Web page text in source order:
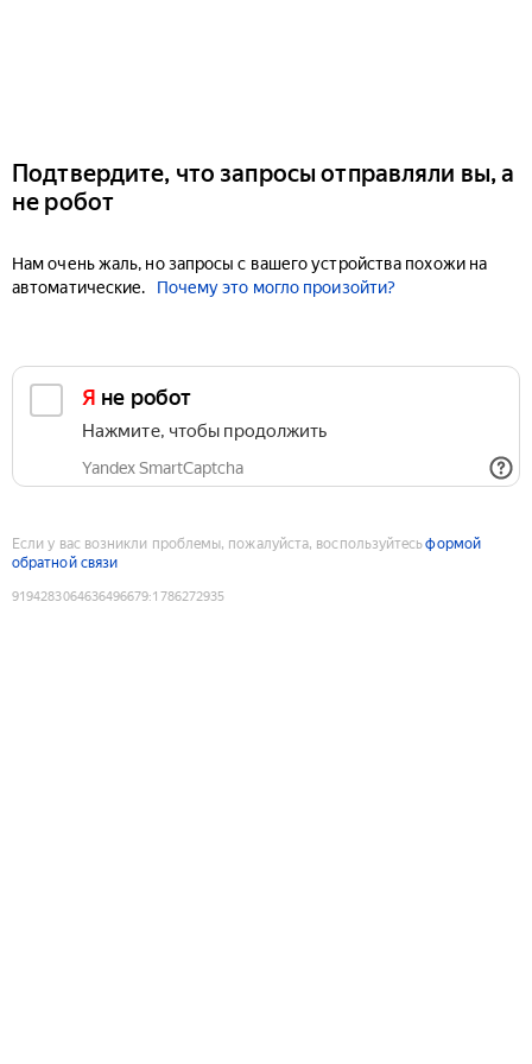
Подтвердите, что запросы отправляли вы, а
не робот
Нам очень жаль, но запросы с вашего устройства похожи на
автоматические.
Почему это могло произойти?
Я не робот
Нажмите, чтобы продолжить
Yandex SmartCaptcha
Если у вас возникли проблемы, пожалуйста, воспользуйтесьформой
обратной связи
9194283064636496679:1786272935